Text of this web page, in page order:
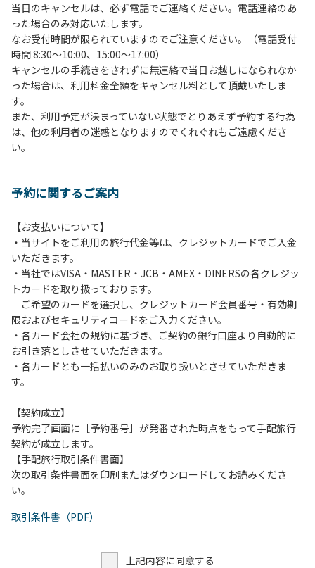
基本的に、テント1張りにつき1区画の予約をお願いします。
管理棟にてチェックインの手続きを行ってください。午後3
時前にお越しの方は、午後3時になりましたら管理棟にて手
続きを行ってください。午後5時過ぎにお越しの方は、翌朝
手続きを行ってください。
４、車両は、荷物の積み下ろし時以外は、駐車場にとめてく
ださい。
５、チェックアウトは、午前10時まで（日帰り使用の場合は
午後5時まで）です。チェックインの手続きを行っていない
方や使用人数が増えた場合は、必ず手続きを行ってくださ
ら午前10時までの間にゴミステーションに出してください。
は、お持ち帰りをお願いします。
【禁止事項】
カラオケ、発電機、地面での直火による焚き火、キャンプフ
ァイヤー、打ち上げ式花火、テントサウナの設置
【注意事項】
当キャンプ場のそばを流れる歴舟川は、上流で雨が降ると短
時間で増水し、川原で遊んでいると大変危険な状態になりや
すく、過去にも増水により人が流される事故が数件起きてい
（１）川原にテントやタープを張らない。
（２）雨が降ったときは川原で遊ばない。
（３）カムイコタン公園キャンプ場で雨が降らなくても、上
流で雨が降り急に増水することがあるので、水の濁りに注意
し、濁り始めたときには直ちに川原での遊びを中止する。
（４）キャンプ場の管理者や地元住民から川についての注意
当日のキャンセルは、必ず電話でご連絡ください。電話連絡のあ
った場合のみ対応いたします。
なお受付時間が限られていますのでご注意ください。（電話受付
時間 8:30～10:00、15:00～17:00）
キャンセルの手続きをされずに無連絡で当日お越しになられなか
った場合は、利用料金全額をキャンセル料として頂戴いたしま
す。
また、利用予定が決まっていない状態でとりあえず予約する行為
は、他の利用者の迷惑となりますのでくれぐれもご遠慮くださ
い。
予約に関するご案内
【お支払いについて】
・当サイトをご利用の旅行代金等は、クレジットカードでご入金
いただきます。
・当社ではVISA・MASTER・JCB・AMEX・DINERSの各クレジッ
トカードを取り扱っております。
ご希望のカードを選択し、クレジットカード会員番号・有効期
限およびセキュリティコードをご入力ください。
・各カード会社の規約に基づき、ご契約の銀行口座より自動的に
お引き落としさせていただきます。
・各カードとも一括払いのみのお取り扱いとさせていただきま
す。
【契約成立】
予約完了画面に［予約番号］が発番された時点をもって手配旅行
契約が成立します。
【手配旅行取引条件書面】
次の取引条件書面を印刷またはダウンロードしてお読みくださ
い。
取引条件書（PDF）
上記内容に同意する